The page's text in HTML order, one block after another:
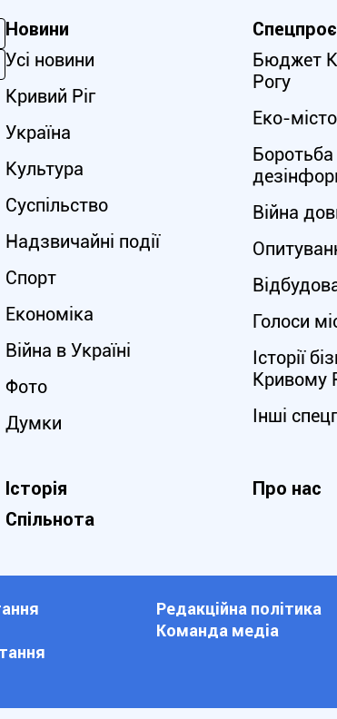
Новини
Усі новини
Кривий Ріг
Україна
Культура
Суспільство
Надзвичайні події
Спорт
Економіка
Війна в Україні
Фото
Думки
Бюджет
Рогу
Еко-місто
Боротьба
Війна
Голоси
Історії
Кривому
Інші
Історія Про нас
Спільнота
Редакційна політика
Команда медіа